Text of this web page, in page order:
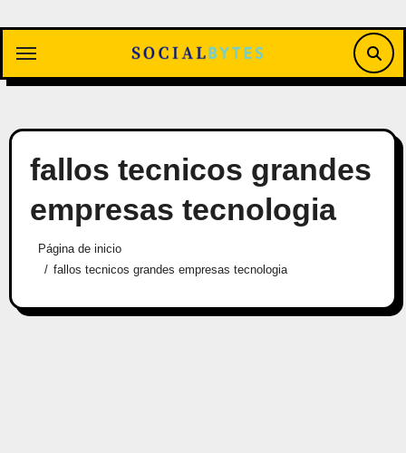
contenido
fallos tecnicos grandes
empresas tecnologia
Página de inicio
fallos tecnicos grandes empresas tecnologia